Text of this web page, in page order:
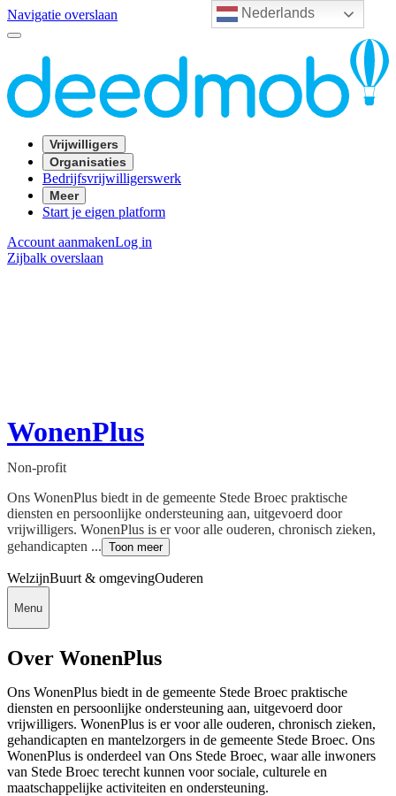
Nederlands
Navigatie overslaan
Vrijwilligers
Organisaties
Bedrijfsvrijwilligerswerk
Meer
Start je eigen platform
Account aanmakenLog in
Zijbalk overslaan
WonenPlus
Non-profit
Ons WonenPlus biedt in de gemeente Stede Broec praktische
diensten en persoonlijke ondersteuning aan, uitgevoerd door
vrijwilligers. WonenPlus is er voor alle ouderen, chronisch zieken,
gehandicapten ... Toon meer
WelzijnBuurt & omgevingOuderen
Menu
Over WonenPlus
Ons WonenPlus biedt in de gemeente Stede Broec praktische
diensten en persoonlijke ondersteuning aan, uitgevoerd door
vrijwilligers. WonenPlus is er voor alle ouderen, chronisch zieken,
gehandicapten en mantelzorgers in de gemeente Stede Broec. Ons
WonenPlus is onderdeel van Ons Stede Broec, waar alle inwoners
van Stede Broec terecht kunnen voor sociale, culturele en
maatschappelijke activiteiten en ondersteuning.